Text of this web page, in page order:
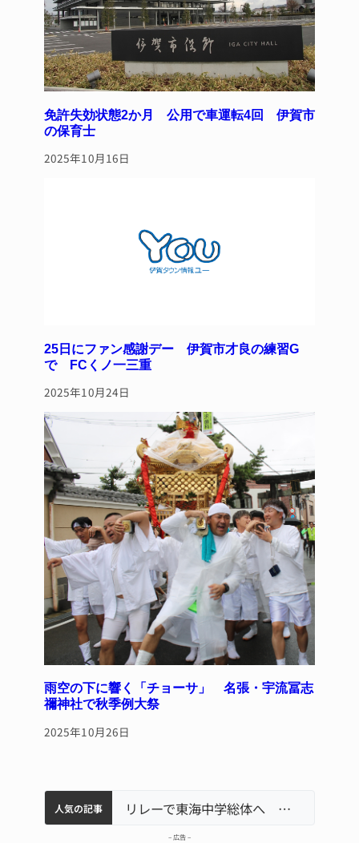
免許失効状態2か月 公用で車運転4回 伊賀市
の保育士
2025年10月16日
25日にファン感謝デー 伊賀市才良の練習G
で FCくノ一三重
2025年10月24日
雨空の下に響く「チョーサ」 名張・宇流冨志
禰神社で秋季例大祭
2025年10月26日
人気の記事
中学校の陶壁モニュメント 地元建設会社がボランティアで清掃 伊賀名張市立病院のDMAT、熊本地震の被災地へ 能登以来3回目の派遣
【インターハイ⑨】ソフトテニス ミス減らし上位狙う 近大高専 リレーで東海中学総体へ 伊賀・名張
– 広告 –